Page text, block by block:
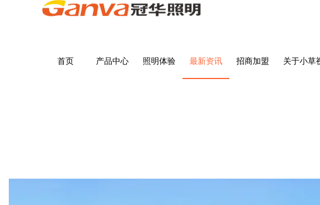
首页 产品中心 照明体验 最新资讯 招商加盟 关于小草